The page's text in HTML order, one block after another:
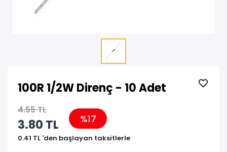
100R 1/2W Direnç - 10 Adet
4.55 TL
3.80 TL %17
0.41 TL 'den başlayan taksitlerle